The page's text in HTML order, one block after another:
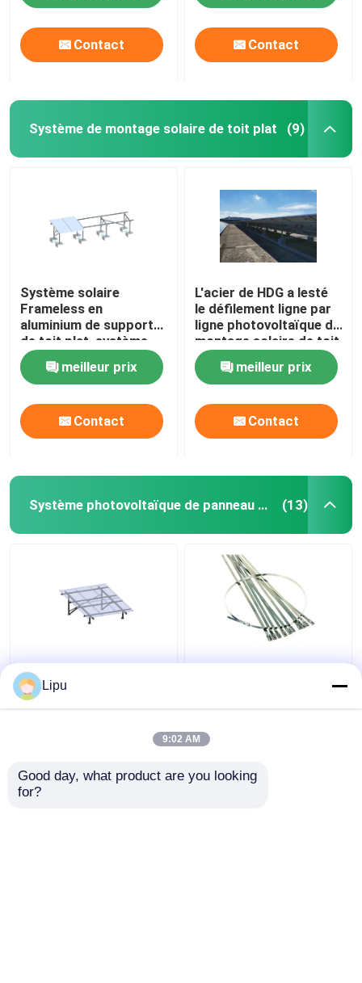
Contact Contact
Système de montage solaire de toit plat (9)
Système solaire
Frameless en
aluminium de support
de toit plat, système
commercial de support
de ballastmeilleur prix
Contact
L'acier de HDG a lesté
le défilement ligne par
ligne photovoltaïque de
montage solaire de toit
plat de systèmes
meilleur prix
Contact
Système photovoltaïque de panneau solaire (13)
Outre de poly mono de
système
photovoltaïque de
serre-câble 7.9mm
solaire de 4.6mm, liens
Sus304 pour le
panneau solaire
accessoires
Lipu
9:02 AM
Good day, what product are you looking
for?